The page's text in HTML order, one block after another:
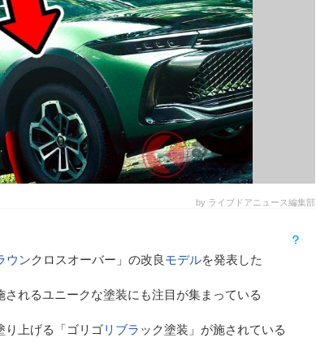
by ライブドアニュース編集部
ウンクロスオーバー」の改良モデルを発表した
されるユニークな塗装にも注目が集まっている
り上げる「ゴリゴリブラ ック塗装」が施されている